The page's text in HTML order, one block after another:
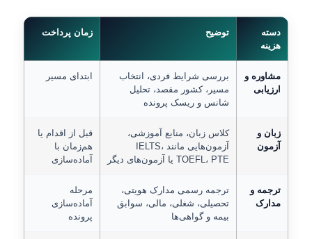
دسته
هزینه
توضیح زمان پرداخت
مشاوره و
ارزیابی
بررسی شرایط فردی، انتخاب
مسیر، کشور مقصد، تحلیل
شانس و ریسک پرونده
ابتدای مسیر
زبان و
آزمون
کلاس زبان، منابع آموزشی،
آزمون‌هایی مانند IELTS،
TOEFL، PTE یا آزمون‌های دیگر
قبل از اقدام یا
هم‌زمان با
آماده‌سازی
ترجمه و
مدارک
ترجمه رسمی مدارک هویتی،
تحصیلی، شغلی، مالی، سوابق
بیمه و گواهی‌ها
مرحله
آماده‌سازی
پرونده